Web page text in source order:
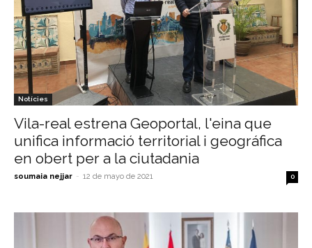
Notícies
Vila-real estrena Geoportal, l'eina que
unifica informació territorial i geográfica
en obert per a la ciutadania
soumaia nejjar - 12 de mayo de 2021 0